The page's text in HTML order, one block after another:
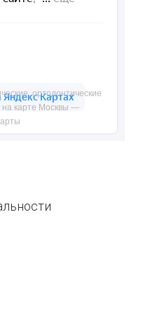
ортодонтические
на карте Москвы —